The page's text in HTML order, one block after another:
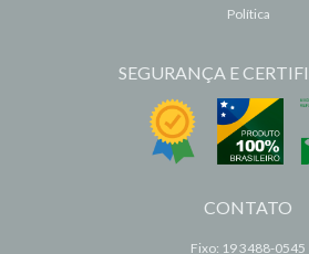
Política
SEGURANÇA E
CONTATO
Fixo: 19 3488-0545